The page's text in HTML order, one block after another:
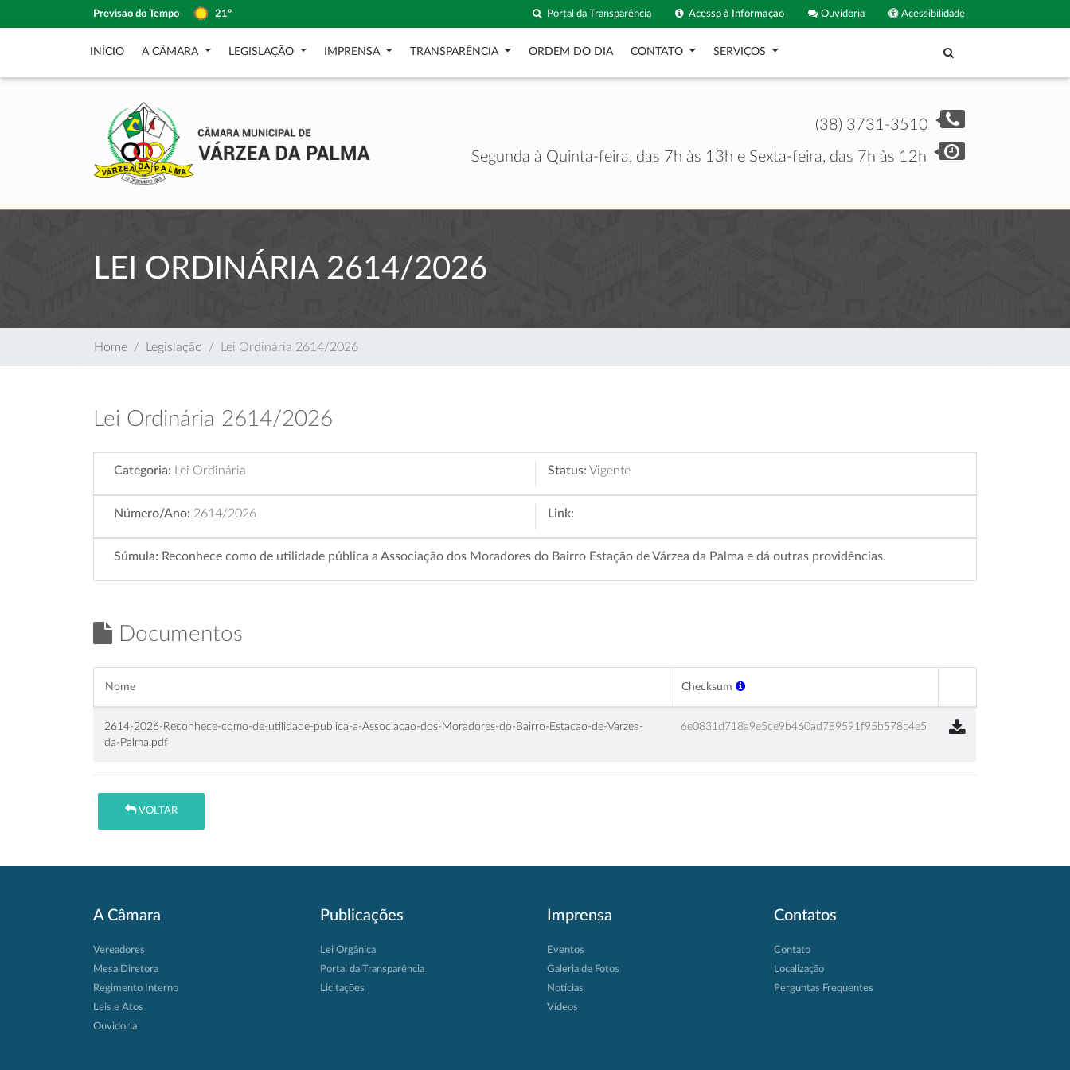
Previsão do Tempo 21º Acessibilidade
Ouvidoria
Acesso à Informação
Portal da Transparência
INÍCIO A CÂMARA LEGISLAÇÃO IMPRENSA TRANSPARÊNCIA ORDEM DO DIA CONTATO SERVIÇOS
(38) 3731-3510
Segunda à Quinta-feira, das 7h às 13h e Sexta-feira, das 7h às 12h
LEI ORDINÁRIA 2614/2026
Home Legislação Lei Ordinária 2614/2026
Lei Ordinária 2614/2026
Categoria: Lei Ordinária Status: Vigente
Número/Ano: 2614/2026 Link:
Súmula: Reconhece como de utilidade pública a Associação dos Moradores do Bairro Estação de Várzea da Palma e dá outras providências.
Documentos
Nome Checksum
2614-2026-Reconhece-como-de-utilidade-publica-a-Associacao-dos-Moradores-do-Bairro-Estacao-de-Varzea-
da-Palma.pdf
6e0831d718a9e5ce9b460ad789591f95b578c4e5
VOLTAR
A Câmara
Vereadores
Mesa Diretora
Regimento Interno
Leis e Atos
Ouvidoria
Publicações
Lei Orgânica
Portal da Transparência
Licitações
Imprensa
Eventos
Galeria de Fotos
Notícias
Vídeos
Contatos
Contato
Localização
Perguntas Frequentes